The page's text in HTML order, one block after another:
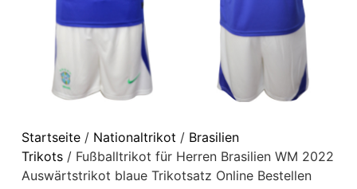
Startseite/ Nationaltrikot / Brasilien
Trikots/ Fußballtrikot für Herren Brasilien WM 2022
Auswärtstrikot blaue Trikotsatz Online Bestellen